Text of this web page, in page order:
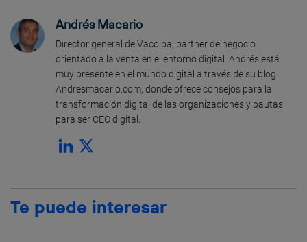
Andrés Macario
Director general de Vacolba, partner de negocio
orientado a la venta en el entorno digital. Andrés está
muy presente en el mundo digital a través de su blog
Andresmacario.com, donde ofrece consejos para la
transformación digital de las organizaciones y pautas
para ser CEO digital.
Te puede interesar